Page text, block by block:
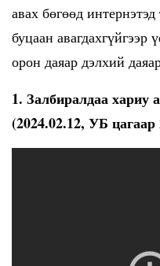
авах бөгөөд
буцаан авагдахгүйгээр
орон даяар дэлхий
1. Залбиралдаа хариу
(2024.02.12, УБ цагаар